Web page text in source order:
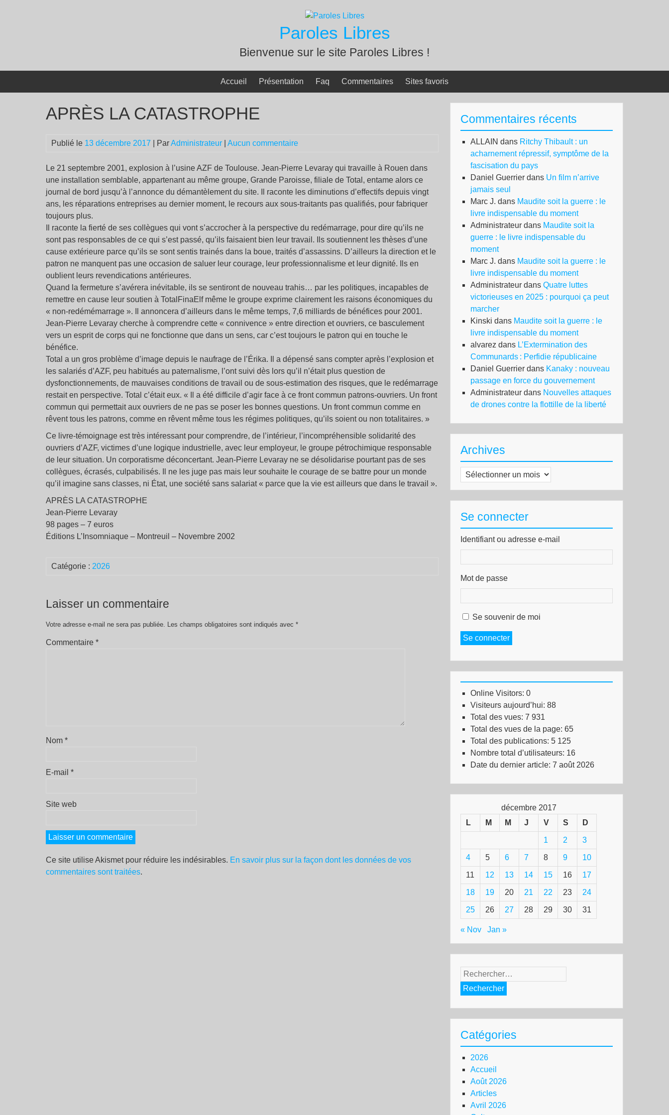
Paroles Libres
Bienvenue sur le site Paroles Libres !
Accueil Présentation Faq Commentaires Sites favoris
APRÈS LA CATASTROPHE
Publié le 13 décembre 2017 | ParAdministrateur Aucun commentaire
Le 21 septembre 2001, explosion à l’usine AZF de Toulouse. Jean-Pierre Levaray qui travaille à Rouen dans
une installation semblable, appartenant au même groupe, Grande Paroisse, filiale de Total, entame alors ce
journal de bord jusqu’à l’annonce du démantèlement du site. Il raconte les diminutions d’effectifs depuis vingt
ans, les réparations entreprises au dernier moment, le recours aux sous-traitants pas qualifiés, pour fabriquer
toujours plus.
Il raconte la fierté de ses collègues qui vont s’accrocher à la perspective du redémarrage, pour dire qu’ils ne
sont pas responsables de ce qui s’est passé, qu’ils faisaient bien leur travail. Ils soutiennent les thèses d’une
cause extérieure parce qu’ils se sont sentis trainés dans la boue, traités d’assassins. D’ailleurs la direction et le
patron ne manquent pas une occasion de saluer leur courage, leur professionnalisme et leur dignité. Ils en
oublient leurs revendications antérieures.
Quand la fermeture s’avérera inévitable, ils se sentiront de nouveau trahis… par les politiques, incapables de
remettre en cause leur soutien à TotalFinaElf même le groupe exprime clairement les raisons économiques du
« non-redémémarrage ». Il annoncera d’ailleurs dans le même temps, 7,6 milliards de bénéfices pour 2001.
Jean-Pierre Levaray cherche à comprendre cette « connivence » entre direction et ouvriers, ce basculement
vers un esprit de corps qui ne fonctionne que dans un sens, car c’est toujours le patron qui en touche le
bénéfice.
Total a un gros problème d’image depuis le naufrage de l’Érika. Il a dépensé sans compter après l’explosion et
les salariés d’AZF, peu habitués au paternalisme, l’ont suivi dès lors qu’il n’était plus question de
dysfonctionnements, de mauvaises conditions de travail ou de sous-estimation des risques, que le redémarrage
restait en perspective. Total c’était eux. « Il a été difficile d’agir face à ce front commun patrons-ouvriers. Un front
commun qui permettait aux ouvriers de ne pas se poser les bonnes questions. Un front commun comme en
rêvent tous les patrons, comme en rêvent même tous les régimes politiques, qu’ils soient ou non totalitaires. »
Ce livre-témoignage est très intéressant pour comprendre, de l’intérieur, l’incompréhensible solidarité des
ouvriers d’AZF, victimes d’une logique industrielle, avec leur employeur, le groupe pétrochimique responsable
de leur situation. Un corporatisme déconcertant. Jean-Pierre Levaray ne se désolidarise pourtant pas de ses
collègues, écrasés, culpabilisés. Il ne les juge pas mais leur souhaite le courage de se battre pour un monde
qu’il imagine sans classes, ni État, une société sans salariat « parce que la vie est ailleurs que dans le travail ».
APRÈS LA CATASTROPHE
Jean-Pierre Levaray
98 pages – 7 euros
Éditions L’Insomniaque – Montreuil – Novembre 2002
Catégorie : 2026
Laisser un commentaire
Votre adresse e-mail ne sera pas publiée. Les champs obligatoires sont indiqués avec *
Commentaire *
Nom *
E-mail *
Site web
Ce site utilise Akismet pour réduire les indésirables. En savoir plus sur la façon dont les données de vos
commentaires sont traitées.
Commentaires récents
ALLAIN dans Ritchy Thibault : un
acharnement répressif, symptôme de la
fascisation du pays
Daniel Guerrier dans Un film n’arrive
jamais seul
Marc J. dans Maudite soit la guerre : le
livre indispensable du moment
Administrateur dans Maudite soit la
guerre : le livre indispensable du
moment
Marc J. dans Maudite soit la guerre : le
livre indispensable du moment
Administrateur dans Quatre luttes
victorieuses en 2025 : pourquoi ça peut
marcher
Kinski dans Maudite soit la guerre : le
livre indispensable du moment
alvarez dans L’Extermination des
Communards : Perfidie républicaine
Daniel Guerrier dans Kanaky : nouveau
passage en force du gouvernement
Administrateur dans Nouvelles attaques
de drones contre la flottille de la liberté
Archives
Archives
Se connecter
Identifiant ou adresse e-mail
Mot de passe
Se souvenir de moi
Se connecter
Online Visitors: 0
Visiteurs aujourd’hui: 88
Total des vues: 7 931
Total des vues de la page: 65
Total des publications: 5 125
Nombre total d’utilisateurs: 16
Date du dernier article: 7 août 2026
décembre 2017
L
M M J V S D
1 2 3
4 5 6 7 8 9 10
11 12 13 14 15 16 17
18 19 20 21 22 23 24
25 26 27 28 29 30 31
« Nov Jan »
Rechercher :
Catégories
2026
Accueil
Août 2026
Articles
Avril 2026